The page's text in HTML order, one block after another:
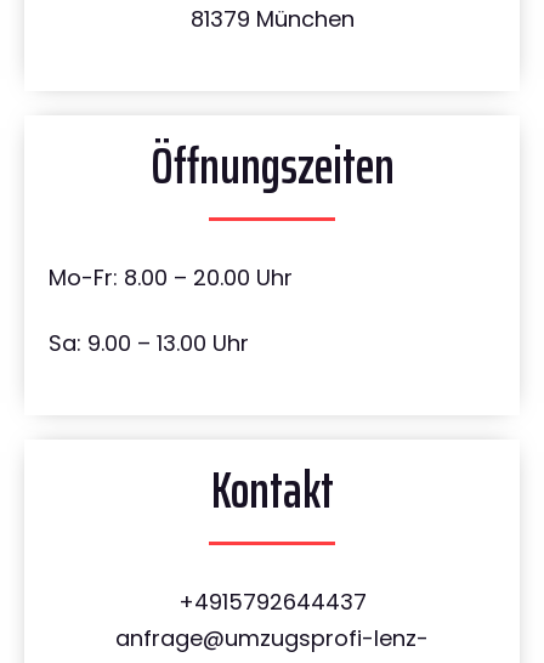
81379 München
Öffnungszeiten
Mo-Fr: 8.00 – 20.00 Uhr
Sa: 9.00 – 13.00 Uhr
Kontakt
+4915792644437
anfrage@umzugsprofi-lenz-